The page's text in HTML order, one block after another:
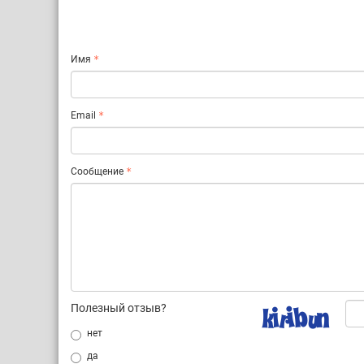
Имя
Email
Сообщение
Полезный отзыв?
нет
да